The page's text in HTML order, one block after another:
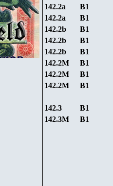
142.2a B1
142.2a B1
142.2b B1
142.2b B1
142.2b B1
142.2М B1
142.2М B1
142.2М B1
142.3 B1
142.3М B1